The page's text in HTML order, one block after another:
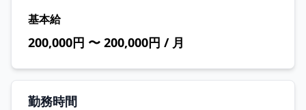
基本給
200,000円 〜 200,000円 / 月
勤務時間